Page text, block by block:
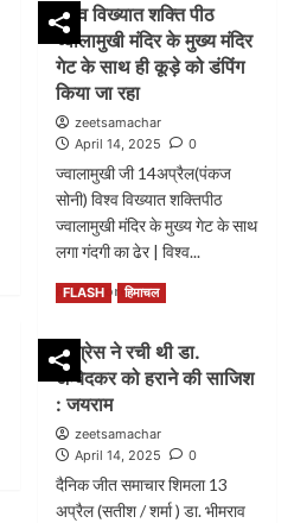
करने
के
लिए
गंभीरता
काम
कर
रही
है:मेयर
प्रिंसिपल
इंद्रजीत
चिकित्सा
महाविद्यालय
में
खुलेंगे
नैफ्रोलॉजी
और
न्यूरोलॉजी
विभाग:
मुख्यमंत्री
विश्व विख्यात शक्ति पीठ
ज्वालामुखी मंदिर के मुख्य मंदिर
गेट के साथ ही कूड़े को डंपिंग
किया जा रहा
zeetsamachar
April 14, 2025
0
ज्वालामुखी जी 14अप्रैल(पंकज
सोनी) विश्व विख्यात शक्तिपीठ
ज्वालामुखी मंदिर के मुख्य गेट के साथ
लगा गंदगी का ढेर | विश्व...
Read MoreRead
more
विश्व
विख्यात
ज्वालामुखी
के
मुख्य
FLASH हिमाचल
कांग्रेस ने रची थी डा.
अम्बेदकर को हराने की साजिश
: जयराम
zeetsamachar
April 14, 2025
0
दैनिक जीत समाचार शिमला 13
अप्रैल (सतीश / शर्मा ) डा. भीमराव